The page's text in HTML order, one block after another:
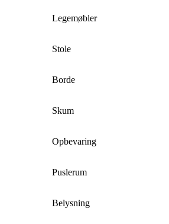
Legemøbler
Stole
Borde
Skum
Opbevaring
Puslerum
Belysning